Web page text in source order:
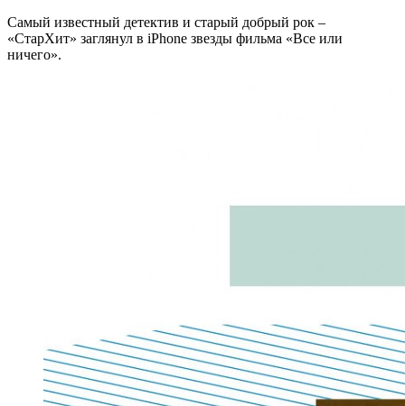
Самый известный детектив и старый добрый рок –
«СтарХит» заглянул в iPhone звезды фильма «Все или
ничего».